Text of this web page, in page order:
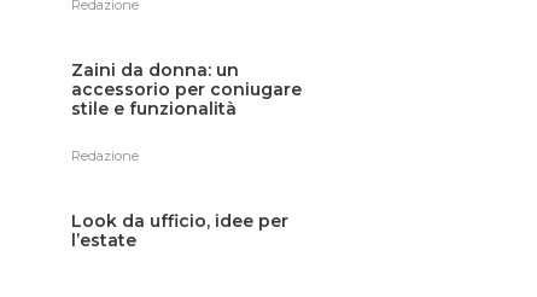
Redazione
Zaini da donna: un
accessorio per coniugare
stile e funzionalità
Redazione
Look da ufficio, idee per
l’estate